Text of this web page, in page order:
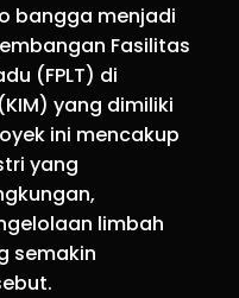
bangga menjadi
Fasilitas
(FPLT) di
yang dimiliki
ini mencakup
yang
limbah
semakin